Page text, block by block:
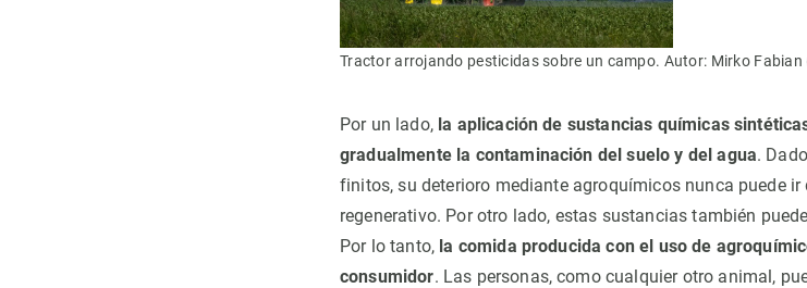
Tractor arrojando pesticidas sobre un campo. Autor: Mirko Fabian
Por un lado, la aplicación de sustancias químicas
gradualmente la contaminación del suelo y del agua.
finitos, su deterioro mediante agroquímicos nunca puede
regenerativo. Por otro lado, estas sustancias también
Por lo tanto, la comida producida con el uso de
consumidor. Las personas, como cualquier otro animal,